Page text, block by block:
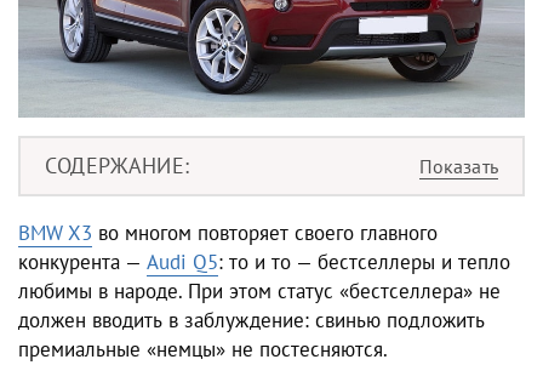
СОДЕРЖАНИЕ
BMW X3 во многом повторяет своего главного
конкурента — Audi Q5: то и то — бестселлеры и тепло
любимы в народе. При этом статус «бестселлера» не
должен вводить в заблуждение: свинью подложить
премиальные «немцы» не постесняются.